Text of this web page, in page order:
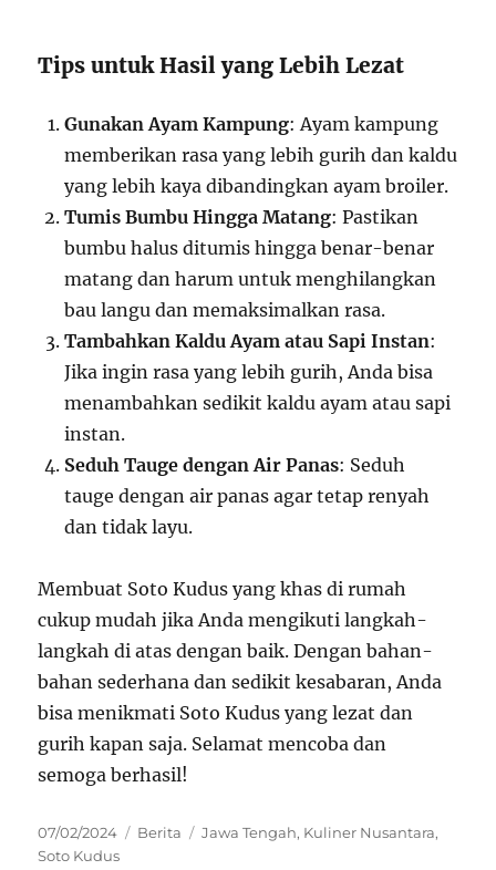
Tips untuk Hasil yang Lebih Lezat
Gunakan Ayam Kampung: Ayam kampung
memberikan rasa yang lebih gurih dan kaldu
yang lebih kaya dibandingkan ayam broiler.
Tumis Bumbu Hingga Matang: Pastikan
bumbu halus ditumis hingga benar-benar
matang dan harum untuk menghilangkan
bau langu dan memaksimalkan rasa.
Tambahkan Kaldu Ayam atau Sapi Instan:
Jika ingin rasa yang lebih gurih, Anda bisa
menambahkan sedikit kaldu ayam atau sapi
instan.
Seduh Tauge dengan Air Panas: Seduh
tauge dengan air panas agar tetap renyah
dan tidak layu.
Membuat Soto Kudus yang khas di rumah
cukup mudah jika Anda mengikuti langkah-
langkah di atas dengan baik. Dengan bahan-
bahan sederhana dan sedikit kesabaran, Anda
bisa menikmati Soto Kudus yang lezat dan
gurih kapan saja. Selamat mencoba dan
semoga berhasil!
Posted
on
07/02/2024 Categories
Berita Tags
Jawa Tengah, Kuliner Nusantara,
Soto Kudus